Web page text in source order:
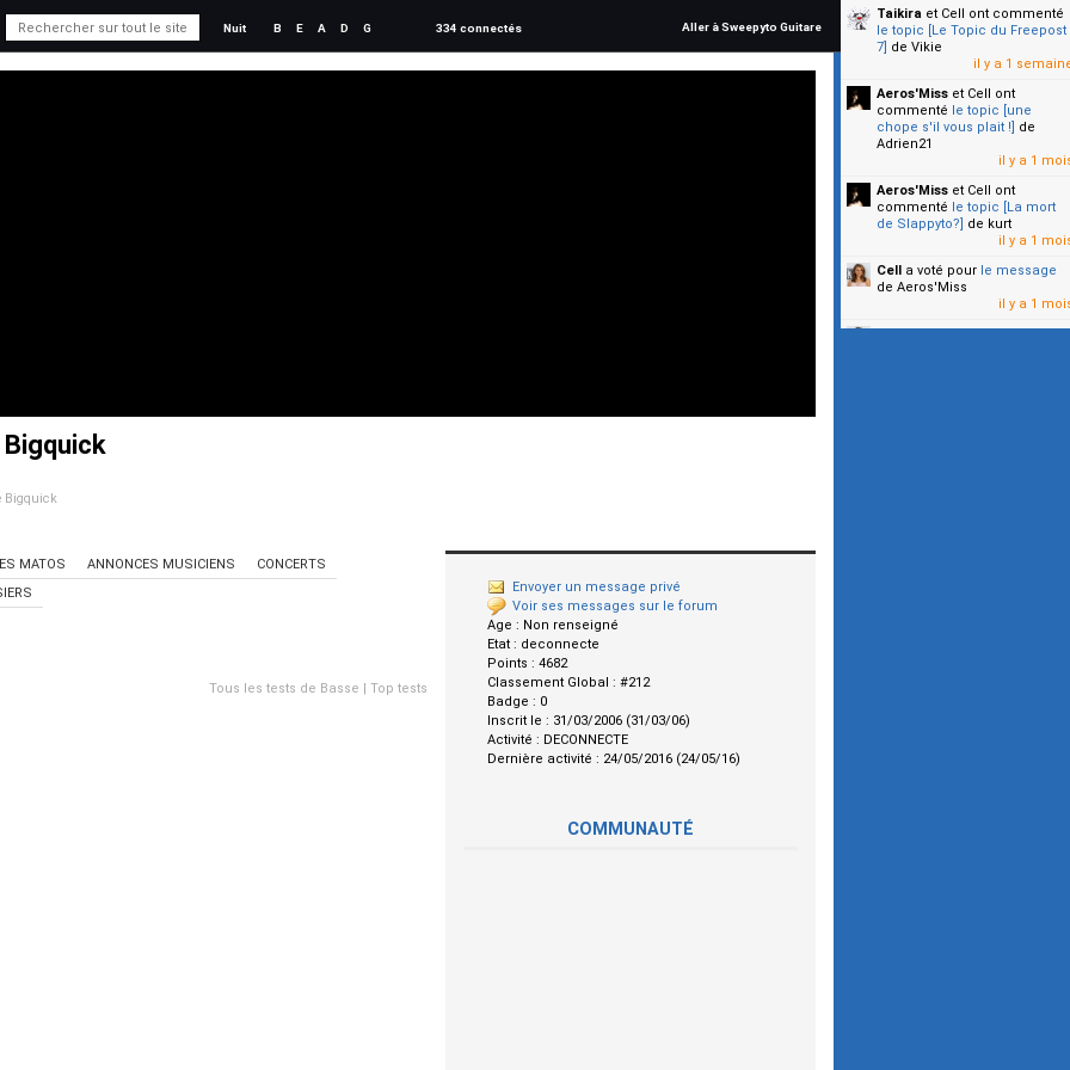
Nuit B E A D G 334 connectés Aller à Sweepyto Guitare
Bigquick
Envoyer un message privé
Voir ses messages sur le forum
Age : Non renseigné
Etat : deconnecte
Points : 4682
Classement Global : #212
Badge : 0
Inscrit le : 31/03/2006 (31/03/06)
Activité : DECONNECTE
Dernière activité : 24/05/2016 (24/05/16)
COMMUNAUTÉ
MATOS ANNONCES MUSICIENS
CONCERTS
Tous les tests de Basse | Top tests
Taikira et Cell ont commenté
le topic [Le Topic du Freepost
7] de Vikie
il y a 1
Aeros'Miss et Cell ont
commenté le topic [une
chope s'il vous plait !] de
Adrien21
il y a 1
Aeros'Miss et Cell ont
commenté le topic [La mort
de Slappyto?] de kurt
il y a 1
Cell a voté pour le message
de Aeros'Miss
il y a 1
Cella voté pourle message